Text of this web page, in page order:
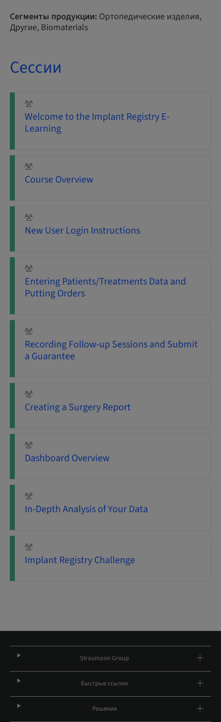
Сегменты продукции: Ортопедические изделия,
Другие, Biomaterials
Сессии
Welcome to the Implant Registry E-
Learning
Course Overview
New User Login Instructions
Entering Patients/Treatments Data and
Putting Orders
Recording Follow-up Sessions and Submit
a Guarantee
Creating a Surgery Report
Dashboard Overview
In-Depth Analysis of Your Data
Implant Registry Challenge
Straumann Group
Быстрые ссылки
Решения